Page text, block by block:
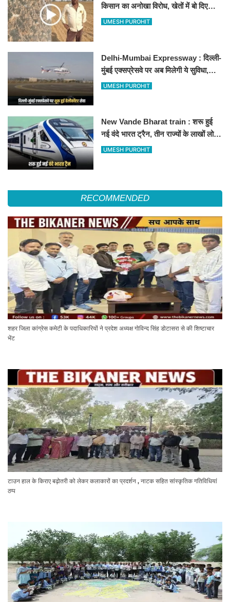
किसान का अनोखा विरोध, खेतों में बो दिए
500-500 रुपए के नोट, वीडियो वायरल
UMESH PUROHIT
Delhi-Mumbai Expressway : दिल्ली-
मुंबई एक्सप्रेसवे पर अब मिलेगी ये सुविधा,
हेलीकॉप्टर सर्विस से तुरंत घायल पहुंचेगा
UMESH PUROHIT
New Vande Bharat train : शरू हुई
नई वंदे भारत ट्रैन, तीन राज्यों के लाखों लोगों
का सफर होगा आसान, देखें पूरा रूटमैप
UMESH PUROHIT
RECOMMENDED
शहर जिला कांग्रेस कमेटी के पदाधिकारियों ने प्रदेश अध्यक्ष गोविन्द सिंह डोटासरा से की शिष्टाचार
भेंट
टाउन हाल के किराए बढ़ोतरी को लेकर कलाकारों का प्रदर्शन , नाटक सहित सांस्कृतिक गतिविधियां
ठप्प